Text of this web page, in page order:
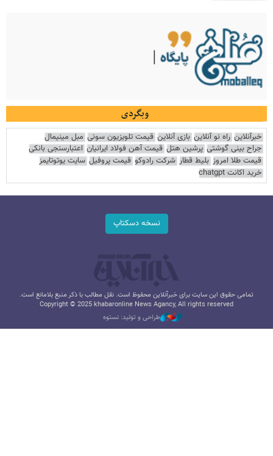
وبگردی
خبرآنلاین راه نو آنلاین بازی آنلاین قیمت تلویزیون سونی مبل مینیمال
جراح بینی گوشتی پرشین هتل قیمت آهن فولاد ایرانیان اعتبارسنجی بانکی
قیمت طلا امروز بلیط قطار شرکت رادوکو قیمت پروفیل سایت یوتوتایمز
خرید اکانت chatgpt
نسخه دسکتاپ
تمامی حقوق این سایت برای خبرآنلاین محفوظ است. نقل مطالب با ذکر منبع بلامانع است.
Copyright © 2025 khabaronline News Agancy, All rights reserved
طراحی و تولید: نستوه